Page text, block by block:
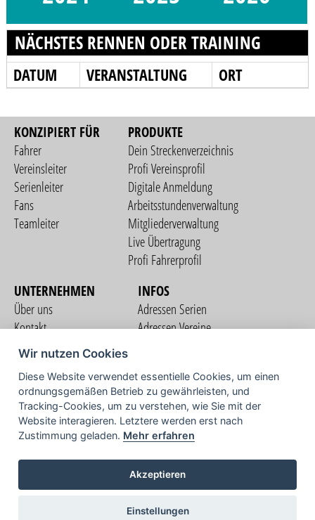
NÄCHSTES RENNEN ODER TRAINING
DATUM VERANSTALTUNG ORT
KONZIPIERT FÜR
Fahrer
Vereinsleiter
Serienleiter
Fans
Teamleiter
PRODUKTE
Dein Streckenverzeichnis
Profi Vereinsprofil
Digitale Anmeldung
Arbeitsstundenverwaltung
Mitgliederverwaltung
Live Übertragung
Profi Fahrerprofil
UNTERNEHMEN
Über uns
Kontakt
Nutzungsbedingungen
Datenschutzerklärung
Impressum
INFOS
Adressen Serien
Adressen Vereine
COMMUNITY
TV
Wir nutzen Cookies
Diese Website verwendet essentielle Cookies, um einen
ordnungsgemäßen Betrieb zu gewährleisten, und
Tracking-Cookies, um zu verstehen, wie Sie mit der
Website interagieren. Letztere werden erst nach
Zustimmung geladen. Mehr erfahren
Akzeptieren
Einstellungen